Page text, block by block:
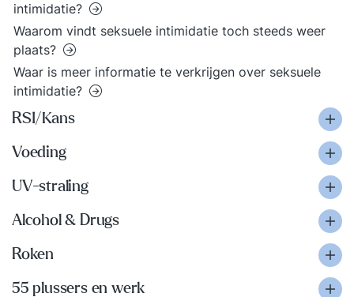
intimidatie?
Waarom vindt seksuele intimidatie toch steeds weer
plaats?
Waar is meer informatie te verkrijgen over seksuele
intimidatie?
RSI/Kans
Voeding
UV-straling
Alcohol & Drugs
Roken
55 plussers en werk